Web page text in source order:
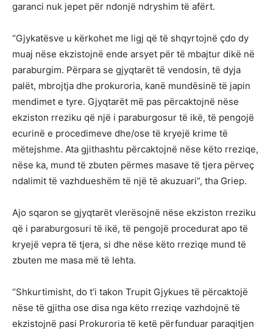
garanci nuk jepet për ndonjë ndryshim të afërt.
“Gjykatësve u kërkohet me ligj që të shqyrtojnë çdo dy
muaj nëse ekzistojnë ende arsyet për të mbajtur dikë në
paraburgim. Përpara se gjyqtarët të vendosin, të dyja
palët, mbrojtja dhe prokuroria, kanë mundësinë të japin
mendimet e tyre. Gjyqtarët më pas përcaktojnë nëse
ekziston rreziku që një i paraburgosur të ikë, të pengojë
ecurinë e procedimeve dhe/ose të kryejë krime të
mëtejshme. Ata gjithashtu përcaktojnë nëse këto rreziqe,
nëse ka, mund të zbuten përmes masave të tjera përveç
ndalimit të vazhdueshëm të një të akuzuari”, tha Griep.
Ajo sqaron se gjyqtarët vlerësojnë nëse ekziston rreziku
që i paraburgosuri të ikë, të pengojë procedurat apo të
kryejë vepra të tjera, si dhe nëse këto rreziqe mund të
zbuten me masa më të lehta.
“Shkurtimisht, do t’i takon Trupit Gjykues të përcaktojë
nëse të gjitha ose disa nga këto rreziqe vazhdojnë të
ekzistojnë pasi Prokuroria të ketë përfunduar paraqitjen